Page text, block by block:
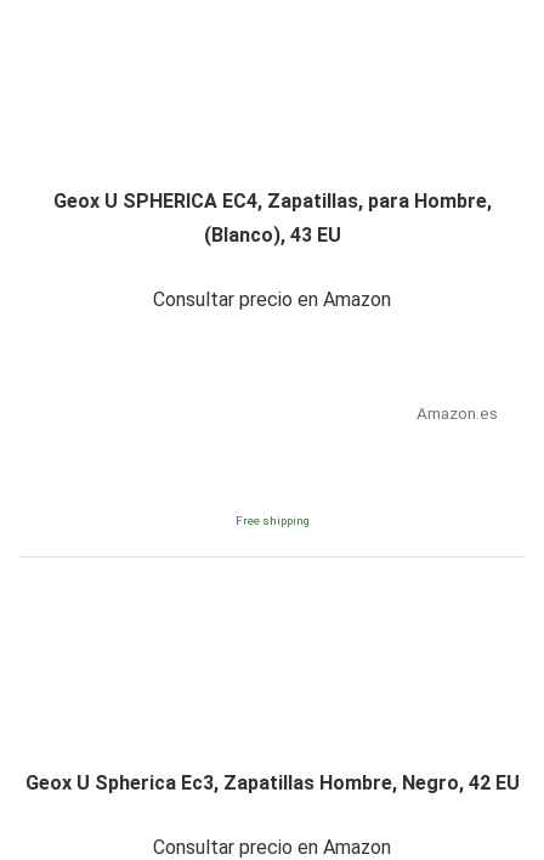
Geox U SPHERICA EC4, Zapatillas, para Hombre,
(Blanco), 43 EU
Consultar precio en Amazon
Amazon.es
Free shipping
Geox U Spherica Ec3, Zapatillas Hombre, Negro, 42 EU
Consultar precio en Amazon